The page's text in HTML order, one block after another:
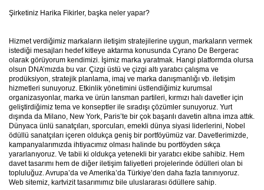
Şirketiniz Harika Fikirler, başka neler yapar?
Hizmet verdiğimiz markaların iletişim stratejilerine uygun, markaların vermek
istediği mesajları hedef kitleye aktarma konusunda Cyrano De Bergerac
olarak görüyorum kendimizi. İşimiz marka yaratmak. Hangi platformda olursa
olsun DNA’mızda bu var. Çizgi üstü ve çizgi altı yaratıcı çalışma ve
prodüksiyon, stratejik planlama, imaj ve marka danışmanlığı vb. iletişim
hizmetleri sunuyoruz. Etkinlik yönetimini üstlendiğimiz kurumsal
organizasyonlar, marka ve ürün lansman partileri, kırmızı halı davetler için
geliştirdiğimiz tema ve konseptler ile sıradışı çözümler sunuyoruz. Yurt
dışında da Milano, New York, Paris’te bir çok başarılı davetin altına imza attık.
Dünyaca ünlü sanatçıları, sporcuları, emekli dünya siyasi liderlerini, Nobel
ödüllü sanatçıları içeren oldukça geniş bir portföyümüz var. Davetlerimizde,
kampanyalarımızda ihtiyacımız olması halinde bu portföyden sıkça
yararlanıyoruz. Ve tabii ki oldukça yetenekli bir yaratıcı ekibe sahibiz. Hem
davet tasarımı hem de diğer iletişim faliyetleri projelerinde ödülleri olan bi
topluluğuz. Avrupa’da ve Amerika’da Türkiye’den daha fazla tanınıyoruz.
Web sitemiz, kartvizit tasarımımız bile uluslararası ödüllere sahip.